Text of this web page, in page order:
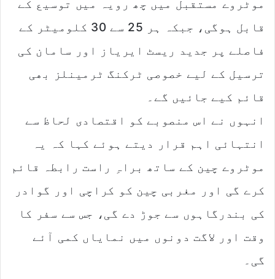
موٹروے مستقبل میں چھ رویہ میں توسیع کے
قابل ہوگی، جبکہ ہر 25 سے 30 کلومیٹر کے
فاصلے پر جدید ریسٹ ایریاز اور سامان کی
ترسیل کے لیے خصوصی ٹرکنگ ٹرمینلز بھی
قائم کیے جائیں گے۔
انہوں نے اس منصوبے کو اقتصادی لحاظ سے
انتہائی اہم قرار دیتے ہوئے کہا کہ یہ
موٹروے چین کے ساتھ براہِ راست رابطہ قائم
کرے گی اور مغربی چین کو کراچی اور گوادر
کی بندرگاہوں سے جوڑ دے گی، جس سے سفر کا
وقت اور لاگت دونوں میں نمایاں کمی آئے
گی۔